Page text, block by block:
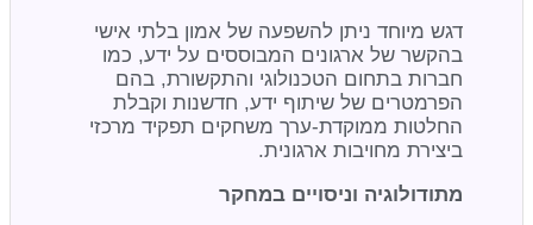
דגש מיוחד ניתן להשפעה של אמון בלתי אישי
בהקשר של ארגונים המבוססים על ידע, כמו
חברות בתחום הטכנולוגי והתקשורת, בהם
הפרמטרים של שיתוף ידע, חדשנות וקבלת
החלטות ממוקדת-ערך משחקים תפקיד מרכזי
ביצירת מחויבות ארגונית.
מתודולוגיה וניסויים במחקר